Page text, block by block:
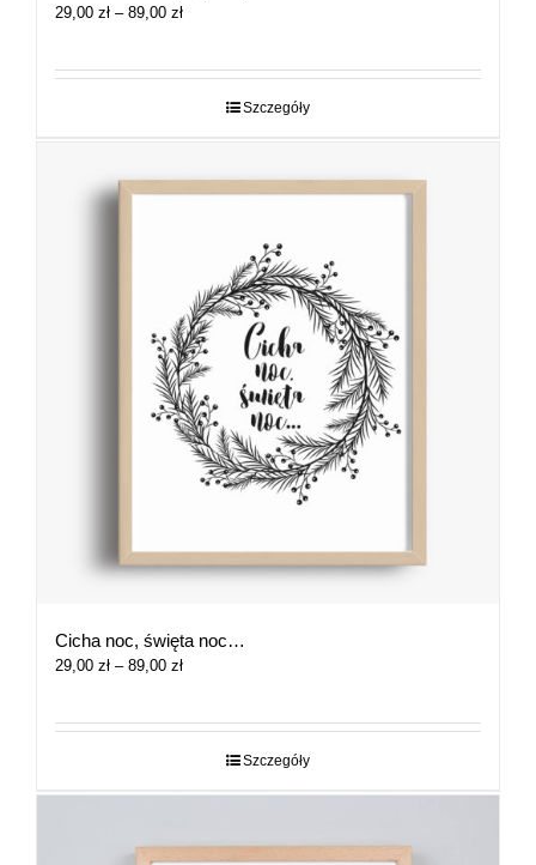
29,00 zł – 89,00 złZakres
29,00 zł
Szczegóły
Cicha noc, święta noc…
29,00 zł – 89,00 złZakres
29,00 zł
Szczegóły